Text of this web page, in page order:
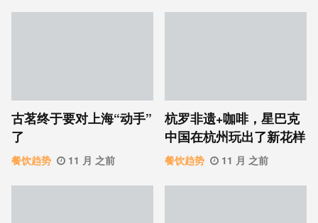
古茗终于要对上海“动手”
了
餐饮趋势 11 月 之前
杭罗非遗+咖啡，星巴克
中国在杭州玩出了新花样
餐饮趋势 11 月 之前